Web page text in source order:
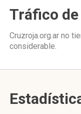
Tráfico
Cruzroja.org.ar no
considerable.